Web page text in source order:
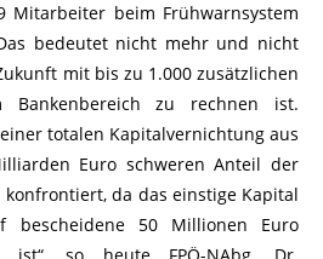
Mitarbeiter beim Frühwarnsystem
bedeutet nicht mehr und nicht
mit bis zu 1.000 zusätzlichen
Bankenbereich zu rechnen ist.
totalen Kapitalvernichtung aus
Euro schweren Anteil der
konfrontiert, da das einstige Kapital
bescheidene 50 Millionen Euro